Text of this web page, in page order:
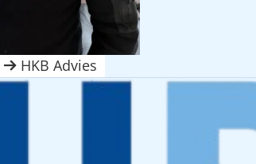
HKB Advies